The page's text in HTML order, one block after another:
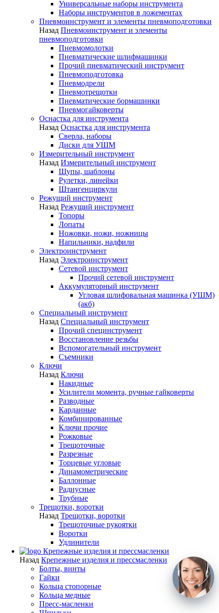
Универсальные наборы инструмента
Наборы инструментов в ложементах
Пневмоинструмент и элементы пневмоподготовки
Назад Пневмоинструмент и элементы
пневмоподготовки
Пневмомолотки
Пневматические шлифмашинки
Прочий пневматический инструмент
Пневмоподготовка
Пневмодрели
Пневмотрещотки
Пневматические бормашинки
Пневмогайковерты
Оснастка для инструмента
Назад Оснастка для инструмента
Сверла, наборы
Диски для УШМ
Измерительный инструмент
Назад Измерительный инструмент
Щупы, шаблоны
Рулетки, линейки
Штангенциркули
Режущий инструмент
Назад Режущий инструмент
Топоры
Лопаты
Ножовки, ножи, ножницы
Напильники, надфили
Электроинструмент
Назад Электроинструмент
Сетевой инструмент
Прочий сетевой инструмент
Аккумуляторный инструмент
Угловая шлифовальная машинка (УШМ)
(акб)
Специальный инструмент
Назад Специальный инструмент
Прочий специнструмент
Восстановление резьбы
Вспомогательный инструмент
Съемники
Ключи
Назад Ключи
Накидные
Усилители момента, ручные гайковерты
Разводные
Карданные
Комбинированные
Ключи прочие
Рожковые
Трещоточные
Разрезные
Торцевые угловые
Динамометрические
Баллонные
Радиусные
Трубные
Трещотки, воротки
Назад Трещотки, воротки
Трещоточные рукоятки
Воротки
Удлинители
Крепежные изделия и прессмасленки
Назад Крепежные изделия и прессмасленки
Болты, винты
Гайки
Кольца стопорные
Кольца медные
Пресс-масленки